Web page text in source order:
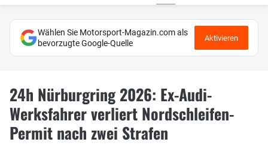
Wählen Sie Motorsport-Magazin.com als
bevorzugte Google-Quelle
Aktivieren
24h Nürburgring 2026: Ex-Audi-
Werksfahrer verliert Nordschleifen-
Permit nach zwei Strafen